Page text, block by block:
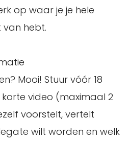
op waar je je hele
van hebt.
Mooi! Stuur vóór 18
video (maximaal 2
voorstelt, vertelt
wilt worden en welk